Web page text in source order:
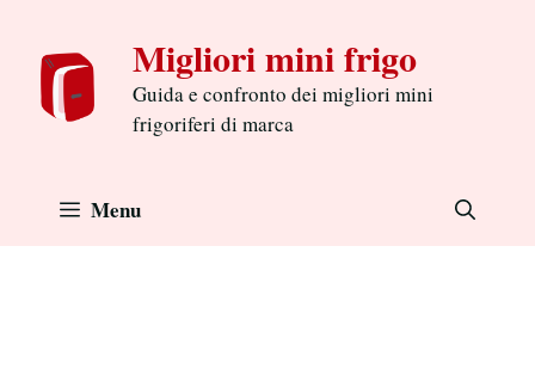
contenu
Migliori mini frigo
Guida e confronto dei migliori mini
frigoriferi di marca
Menu